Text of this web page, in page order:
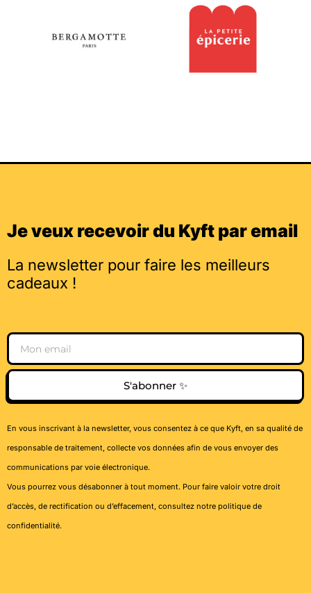
Je veux recevoir du Kyft par email
La newsletter pour faire les meilleurs
cadeaux !
Email
S'abonner ✨
En vous inscrivant à la newsletter, vous consentez à ce que Kyft, en sa qualité de
responsable de traitement, collecte vos données afin de vous envoyer des
communications par voie électronique.
Vous pourrez vous désabonner à tout moment. Pour faire valoir votre droit
d’accès, de rectification ou d’effacement, consultez notre politique de
confidentialité.